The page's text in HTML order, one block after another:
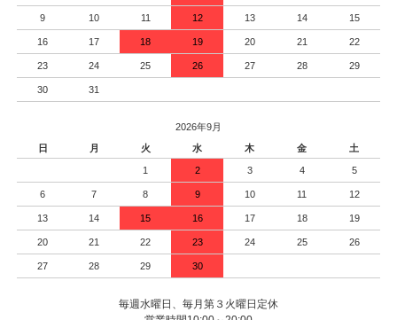
9 10 11 12 13 14 15
16 17 18 19 20 21 22
23 24 25 26 27 28 29
30 31
2026年9月
日
月 火 水 木 金 土
1 2 3 4 5
6 7 8 9 10 11 12
13 14 15 16 17 18 19
20 21 22 23 24 25 26
27 28 29 30
毎週水曜日、毎月第３火曜日定休